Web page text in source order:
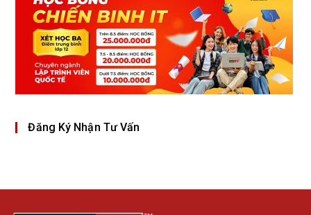
Đăng Ký Nhận Tư Vấn